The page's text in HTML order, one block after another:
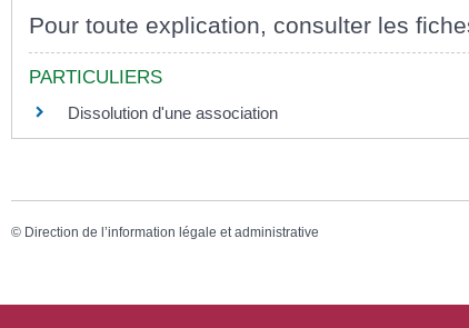
Pour toute explication, consulter les
PARTICULIERS
Dissolution d'une association
© Direction de l’information légale et administrative